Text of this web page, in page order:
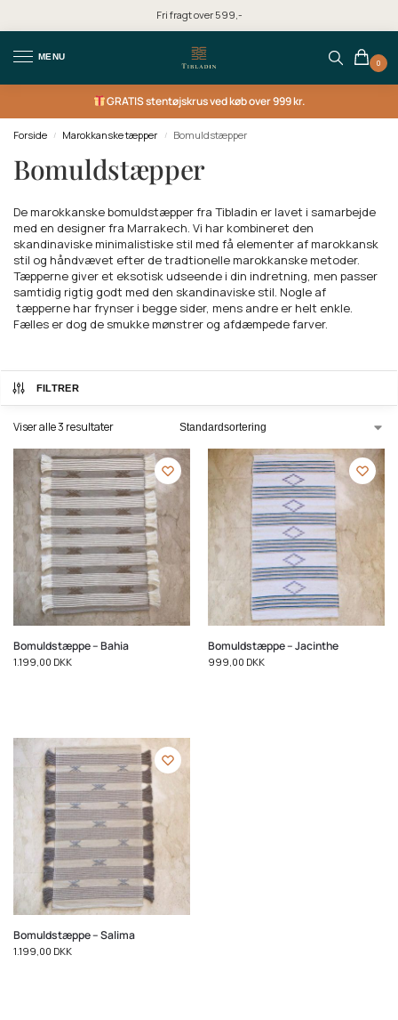
Fri fragt over 599,-
MENU
0
GRATISstentøjskrus ved køb over 999 kr.
Forside / Marokkanske tæpper / Bomuldstæpper
Bomuldstæpper
De marokkanske bomuldstæpper fra Tibladin er lavet i samarbejde
med en designer fra Marrakech. Vi har kombineret den
skandinaviske minimalistiske stil med få elementer af marokkansk
stil og håndvævet efter de tradtionelle marokkanske metoder.
Tæpperne giver et eksotisk udseende i din indretning, men passer
samtidig rigtig godt med den skandinaviske stil. Nogle af
tæpperne har frynser i begge sider, mens andre er helt enkle.
Fælles er dog de smukke mønstrer og afdæmpede farver.
FILTRER
Viser alle 3 resultater
Bomuldstæppe – Bahia
1.199,00 DKK
Bomuldstæppe – Jacinthe
999,00 DKK
Bomuldstæppe – Salima
1.199,00 DKK